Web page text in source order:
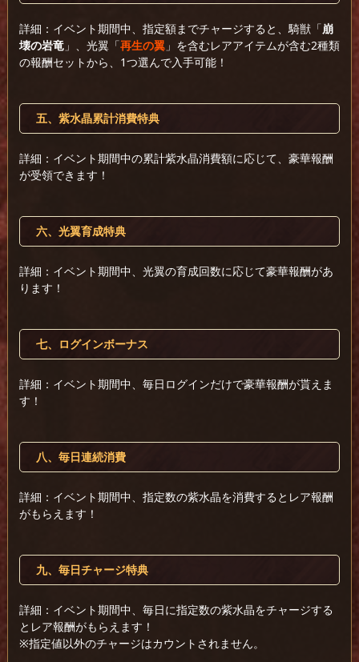
詳細：イベント期間中、指定額までチャージすると、騎獣「崩
壊の岩竜」、光翼「再生の翼」を含むレアアイテムが含む2種類
の報酬セットから、1つ選んで入手可能！
五、紫水晶累計消費特典
詳細：イベント期間中の累計紫水晶消費額に応じて、豪華報酬
が受領できます！
六、光翼育成特典
詳細：イベント期間中、光翼の育成回数に応じて豪華報酬があ
ります！
七、ログインボーナス
詳細：イベント期間中、毎日ログインだけで豪華報酬が貰えま
す！
八、毎日連続消費
詳細：イベント期間中、指定数の紫水晶を消費するとレア報酬
がもらえます！
九、毎日チャージ特典
詳細：イベント期間中、毎日に指定数の紫水晶をチャージする
とレア報酬がもらえます！
※指定値以外のチャージはカウントされません。